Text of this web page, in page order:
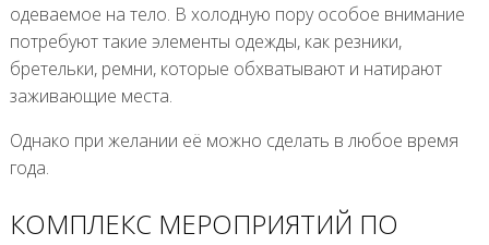
одеваемое на тело. В холодную пору особое внимание
потребуют такие элементы одежды, как резники,
бретельки, ремни, которые обхватывают и натирают
заживающие места.
Однако при желании её можно сделать в любое время
года.
КОМПЛЕКС МЕРОПРИЯТИЙ ПО